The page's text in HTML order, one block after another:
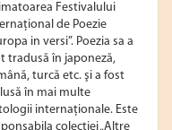
Festivalului
de Poezie
in versi”. Poezia sa a
tradusă în japoneză,
turcă etc. şi a fost
în mai multe
internaţionale. Este
colecţiei „Altre